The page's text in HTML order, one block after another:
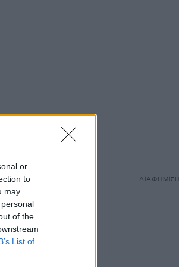
or
to
may
of the
List of
ο
ΔΙΑΦΗΜΙΣΗ